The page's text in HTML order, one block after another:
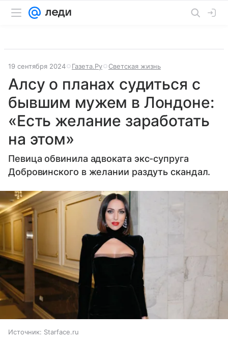
19 сентября 2024 Газета.Ру Светская жизнь
Алсу о планах судиться с
бывшим мужем в Лондоне:
«Есть желание заработать
на этом»
Певица обвинила адвоката экс-супруга
Добровинского в желании раздуть скандал.
Источник: Starface.ru